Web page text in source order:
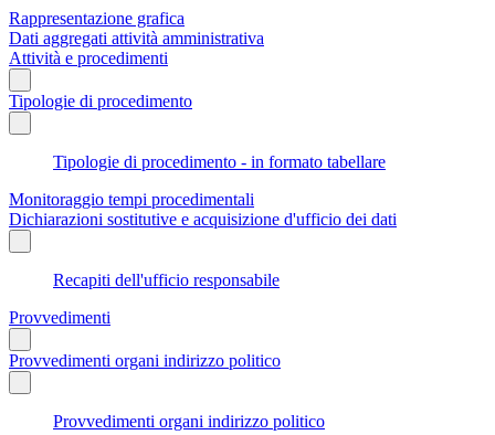
Rappresentazione grafica
Dati aggregati attività amministrativa
Attività e procedimenti
Tipologie di procedimento
Tipologie di procedimento - in formato tabellare
Monitoraggio tempi procedimentali
Dichiarazioni sostitutive e acquisizione d'ufficio dei dati
Recapiti dell'ufficio responsabile
Provvedimenti
Provvedimenti organi indirizzo politico
Provvedimenti organi indirizzo politico